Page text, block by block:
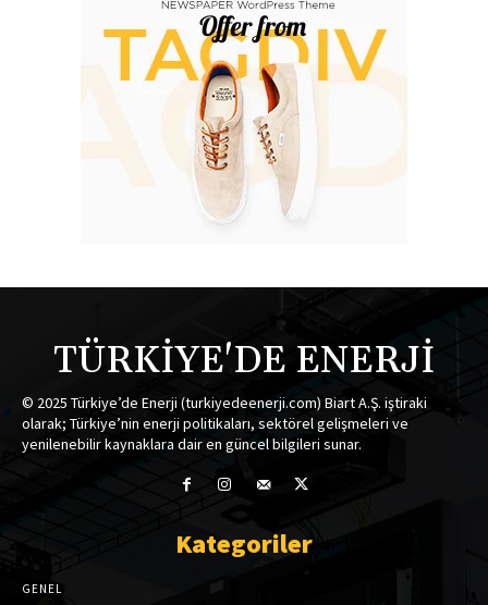
TÜRKİYE'DE ENERJİ
© 2025 Türkiye’de Enerji (turkiyedeenerji.com) Biart A.Ş. iştiraki
olarak; Türkiye’nin enerji politikaları, sektörel gelişmeleri ve
yenilenebilir kaynaklara dair en güncel bilgileri sunar.
Kategoriler
GENEL